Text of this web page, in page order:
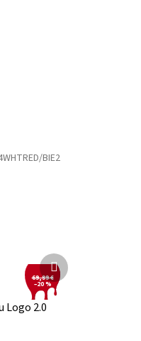
69,99 €
–20 %
Logo 2.0
BIE2
Ďalší
produkt